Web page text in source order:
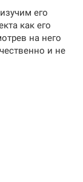
его
как его
на него
и не